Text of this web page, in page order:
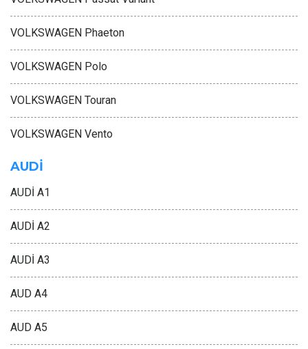
VOLKSWAGEN Phaeton
VOLKSWAGEN Polo
VOLKSWAGEN Touran
VOLKSWAGEN Vento
AUDİ
AUDİ A1
AUDİ A2
AUDİ A3
AUD A4
AUD A5